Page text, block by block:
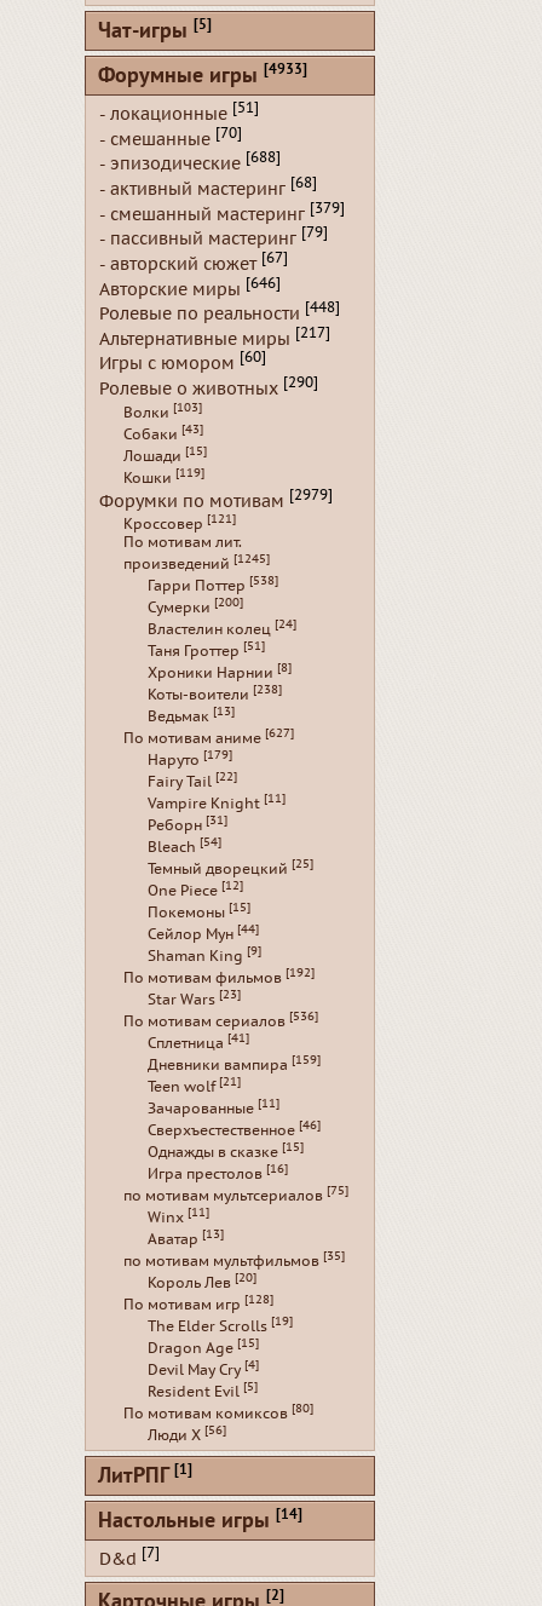
Чат-игры [5]
Форумные игры [4933]
- локационные [51]
- смешанные [70]
- эпизодические [688]
- активный мастеринг [68]
- смешанный мастеринг [379]
- пассивный мастеринг [79]
- авторский сюжет [67]
Авторские миры [646]
Ролевые по реальности [448]
Альтернативные миры [217]
Игры с юмором [60]
Ролевые о животных [290]
Волки [103]
Собаки [43]
Лошади [15]
Кошки [119]
Форумки по мотивам [2979]
Кроссовер [121]
По мотивам лит.
произведений [1245]
Гарри Поттер [538]
Сумерки [200]
Властелин колец [24]
Таня Гроттер [51]
Хроники Нарнии [8]
Коты-воители [238]
Ведьмак [13]
По мотивам аниме [627]
Наруто [179]
Fairy Tail [22]
Vampire Knight [11]
Реборн [31]
Bleach [54]
Темный дворецкий [25]
One Piece [12]
Покемоны [15]
Сейлор Мун [44]
Shaman King [9]
По мотивам фильмов [192]
Star Wars [23]
По мотивам сериалов [536]
Сплетница [41]
Дневники вампира [159]
Teen wolf [21]
Зачарованные [11]
Сверхъестественное [46]
Однажды в сказке [15]
Игра престолов [16]
по мотивам мультсериалов [75]
Winx [11]
Аватар [13]
по мотивам мультфильмов [35]
Король Лев [20]
По мотивам игр [128]
The Elder Scrolls [19]
Dragon Age [15]
Devil May Cry [4]
Resident Evil [5]
По мотивам комиксов [80]
Люди Х [56]
ЛитРПГ [1]
Настольные игры [14]
D&d [7]
[2]